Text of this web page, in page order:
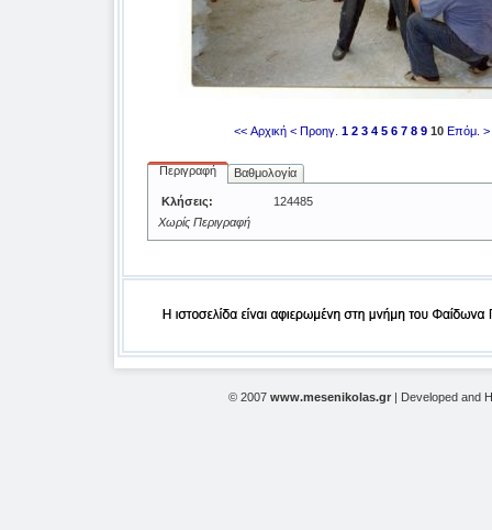
<< Αρχική < Προηγ. 1 2 3 4 5 6 7 8 9 10 Επόμ. >
Περιγραφή Βαθμολογία
Κλήσεις:
124485
Χωρίς Περιγραφή
© 2007 www.mesenikolas.gr | Developed and